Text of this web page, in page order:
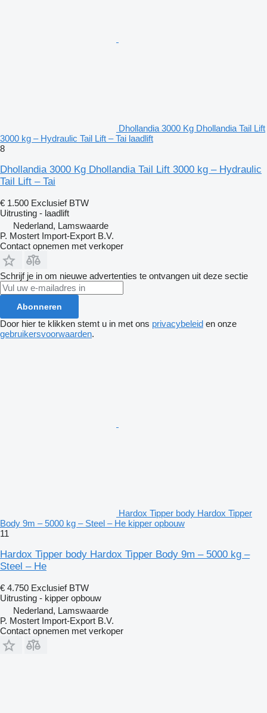
Dhollandia 3000 Kg Dhollandia Tail Lift
3000 kg – Hydraulic Tail Lift – Tai laadlift
8
Dhollandia 3000 Kg Dhollandia Tail Lift 3000 kg – Hydraulic
Tail Lift – Tai
€ 1.500 Exclusief BTW
Uitrusting - laadlift
Nederland, Lamswaarde
P. Mostert Import-Export B.V.
Contact opnemen met verkoper
Schrijf je in om nieuwe advertenties te ontvangen uit deze sectie
Abonneren
Door hier te klikken stemt u in met ons privacybeleid en onze
gebruikersvoorwaarden.
Hardox Tipper body Hardox Tipper
Body 9m – 5000 kg – Steel – He kipper opbouw
11
Hardox Tipper body Hardox Tipper Body 9m – 5000 kg –
Steel – He
€ 4.750 Exclusief BTW
Uitrusting - kipper opbouw
Nederland, Lamswaarde
P. Mostert Import-Export B.V.
Contact opnemen met verkoper